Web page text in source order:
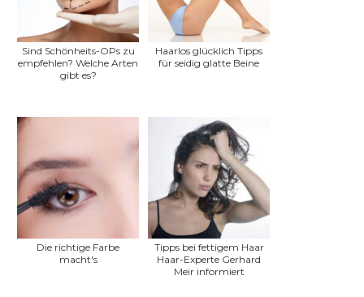
Sind Schönheits-OPs zu
empfehlen? Welche Arten
gibt es?
Haarlos glücklich Tipps
für seidig glatte Beine
Die richtige Farbe
macht's
Tipps bei fettigem Haar
Haar-Experte Gerhard
Meir informiert